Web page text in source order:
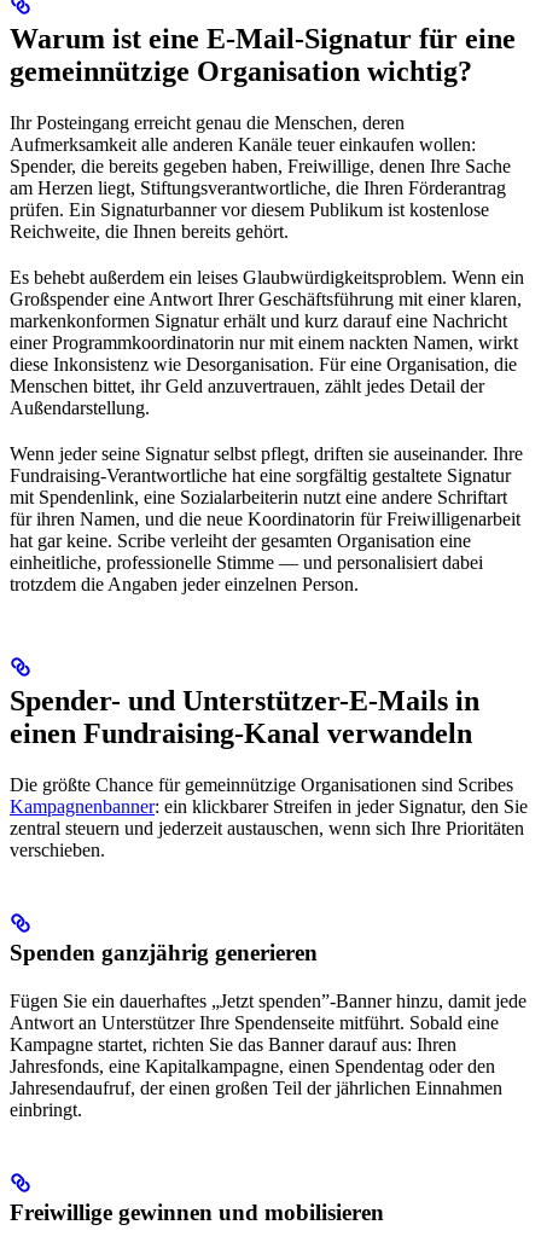
Warum ist eine E-Mail-Signatur für eine
gemeinnützige Organisation wichtig?
Ihr Posteingang erreicht genau die Menschen, deren
Aufmerksamkeit alle anderen Kanäle teuer einkaufen wollen:
Spender, die bereits gegeben haben, Freiwillige, denen Ihre Sache
am Herzen liegt, Stiftungsverantwortliche, die Ihren Förderantrag
prüfen. Ein Signaturbanner vor diesem Publikum ist kostenlose
Reichweite, die Ihnen bereits gehört.
Es behebt außerdem ein leises Glaubwürdigkeitsproblem. Wenn ein
Großspender eine Antwort Ihrer Geschäftsführung mit einer klaren,
markenkonformen Signatur erhält und kurz darauf eine Nachricht
einer Programmkoordinatorin nur mit einem nackten Namen, wirkt
diese Inkonsistenz wie Desorganisation. Für eine Organisation, die
Menschen bittet, ihr Geld anzuvertrauen, zählt jedes Detail der
Außendarstellung.
Wenn jeder seine Signatur selbst pflegt, driften sie auseinander. Ihre
Fundraising-Verantwortliche hat eine sorgfältig gestaltete Signatur
mit Spendenlink, eine Sozialarbeiterin nutzt eine andere Schriftart
für ihren Namen, und die neue Koordinatorin für Freiwilligenarbeit
hat gar keine. Scribe verleiht der gesamten Organisation eine
einheitliche, professionelle Stimme — und personalisiert dabei
trotzdem die Angaben jeder einzelnen Person.
Spender- und Unterstützer-E-Mails in
einen Fundraising-Kanal verwandeln
Die größte Chance für gemeinnützige Organisationen sind Scribes
Kampagnenbanner: ein klickbarer Streifen in jeder Signatur, den Sie
zentral steuern und jederzeit austauschen, wenn sich Ihre Prioritäten
verschieben.
Spenden ganzjährig generieren
Fügen Sie ein dauerhaftes „Jetzt spenden”-Banner hinzu, damit jede
Antwort an Unterstützer Ihre Spendenseite mitführt. Sobald eine
Kampagne startet, richten Sie das Banner darauf aus: Ihren
Jahresfonds, eine Kapitalkampagne, einen Spendentag oder den
Jahresendaufruf, der einen großen Teil der jährlichen Einnahmen
einbringt.
Freiwillige gewinnen und mobilisieren